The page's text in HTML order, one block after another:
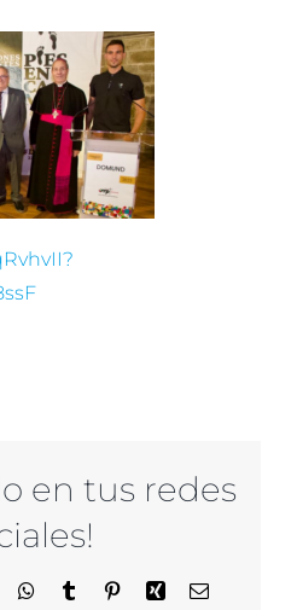
en tus redes
WhatsApp
Tumblr PinterestXing Correo